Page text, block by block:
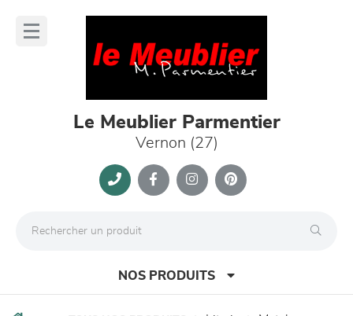
Le Meublier Parmentier
Vernon (27)
NOS PRODUITS